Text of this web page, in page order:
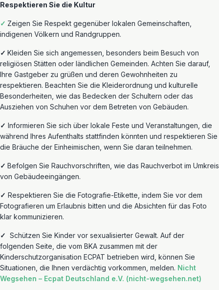
Respektieren Sie die Kultur
✓ Zeigen Sie Respekt gegenüber lokalen Gemeinschaften,
indigenen Völkern und Randgruppen.
✓ Kleiden Sie sich angemessen, besonders beim Besuch von
religiösen Stätten oder ländlichen Gemeinden. Achten Sie darauf,
Ihre Gastgeber zu grüßen und deren Gewohnheiten zu
respektieren. Beachten Sie die Kleiderordnung und kulturelle
Besonderheiten , wie das Bedecken der Schultern oder das
Ausziehen von Schuhen vor dem Betreten von Gebäuden.
✓ Informieren Sie sich über lokale Feste und Veranstaltungen, die
während Ihres Aufenthalts stattfinden könnten und respektieren Sie
die Bräuche der Einheimischen, wenn Sie daran teilnehmen.
✓ Befolgen Sie Rauchvorschriften, wie das Rauchverbot im Umkreis
von Gebäudeeingängen.
✓ Respektieren Sie die Fotografie-Etikette, indem Sie vor dem
Fotografieren um Erlaubnis bitten und die Absichten für das Foto
klar kommunizieren.
✓ Schützen Sie Kinder vor sexualisierter Gewalt. Auf der
folgenden Seite, die vom BKA zusammen mit der
Kinderschutzorganisation ECPAT betrieben wird, können Sie
Situationen, die Ihnen verdächtig vorkommen, melden. Nicht
Wegsehen – Ecpat Deutschland e.V. (nicht-wegsehen.net)